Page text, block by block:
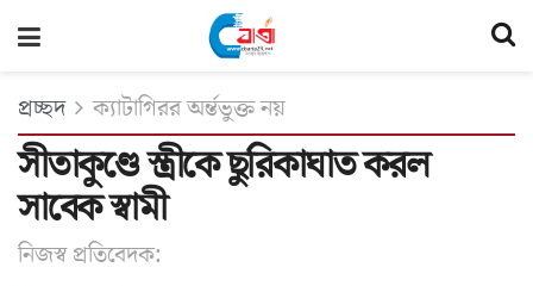
প্রচ্ছদ ক্যাটাগিরর অর্ন্তভুক্ত নয়
সীতাকুণ্ডে স্ত্রীকে ছুরিকাঘাত করল
সাবেক স্বামী
নিজস্ব প্রতিবেদক: